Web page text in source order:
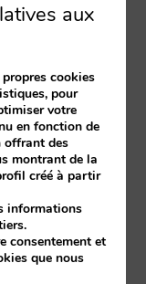
aux
cookies
pour
votre
en fonction de
offrant des
montrant de la
créé à partir
informations
consentement et
que nous